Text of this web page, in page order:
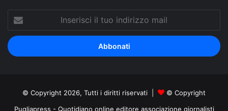
Inserisci
tuo
indirizzo
mail
© Copyright 2026, Tutti i diritti riservati |
© Copyright
Pugliapress - Quotidiano online editore associazione giornalisti